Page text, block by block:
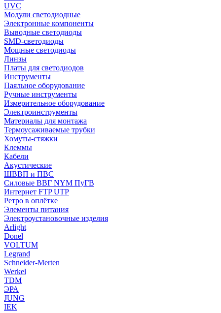
UVC
Модули светодиодные
Электронные компоненты
Выводные светодиоды
SMD-светодиоды
Мощные светодиоды
Линзы
Платы для светодиодов
Инструменты
Паяльное оборудование
Ручные инструменты
Измерительное оборудование
Электроинструменты
Материалы для монтажа
Термоусаживаемые трубки
Хомуты-стяжки
Клеммы
Кабели
Акустические
ШВВП и ПВС
Силовые ВВГ NYM ПуГВ
Интернет FTP UTP
Ретро в оплётке
Элементы питания
Электроустановочные изделия
Arlight
Donel
VOLTUM
Legrand
Schneider-Merten
Werkel
TDM
ЭРА
JUNG
IEK